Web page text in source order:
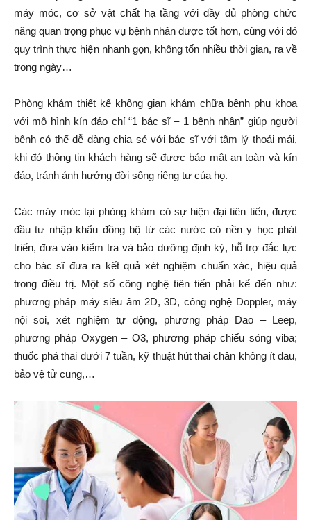
máy móc, cơ sở vật chất hạ tầng với đầy đủ phòng chức
năng quan trọng phục vụ bệnh nhân được tốt hơn, cùng với đó
quy trình thực hiện nhanh gọn, không tốn nhiều thời gian, ra về
trong ngày…
Phòng khám thiết kế không gian khám chữa bệnh phụ khoa
với mô hình kín đáo chỉ “1 bác sĩ – 1 bệnh nhân” giúp người
bệnh có thể dễ dàng chia sẻ với bác sĩ với tâm lý thoải mái,
khi đó thông tin khách hàng sẽ được bảo mật an toàn và kín
đáo, tránh ảnh hưởng đời sống riêng tư của họ.
Các máy móc tại phòng khám có sự hiện đại tiên tiến, được
đầu tư nhập khẩu đồng bộ từ các nước có nền y học phát
triển, đưa vào kiểm tra và bảo dưỡng định kỳ, hỗ trợ đắc lực
cho bác sĩ đưa ra kết quả xét nghiệm chuẩn xác, hiệu quả
trong điều trị. Một số công nghệ tiên tiến phải kể đến như:
phương pháp máy siêu âm 2D, 3D, công nghệ Doppler, máy
nội soi, xét nghiệm tự động, phương pháp Dao – Leep,
phương pháp Oxygen – O3, phương pháp chiếu sóng viba;
thuốc phá thai dưới 7 tuần, kỹ thuật hút thai chân không ít đau,
bảo vệ tử cung,…